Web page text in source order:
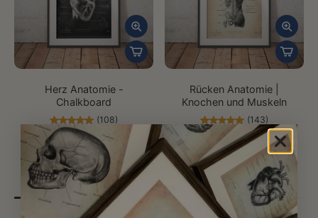
Herz Anatomie -
Chalkboard
(108)
39,99€ 19,99€
Rücken Anatomie |
Knochen und Muskeln
(143)
39,99€ 19,99€